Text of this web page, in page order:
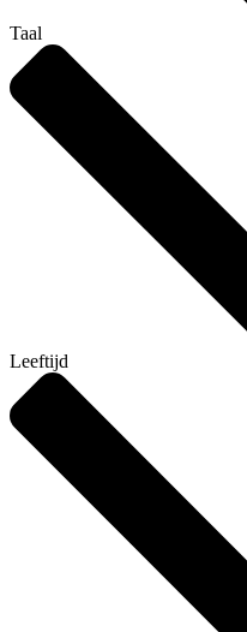
Taal
Leeftijd